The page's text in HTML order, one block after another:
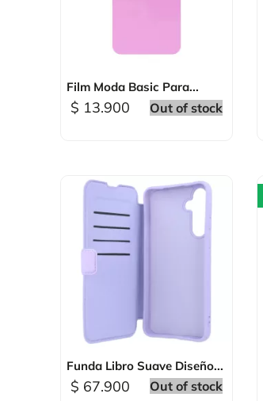
Vista rápida
Film Moda Basic Para...
$ 13.900 Out of stock
Vista rápida
Funda Libro Suave Diseño...
$ 67.900 Out of stock